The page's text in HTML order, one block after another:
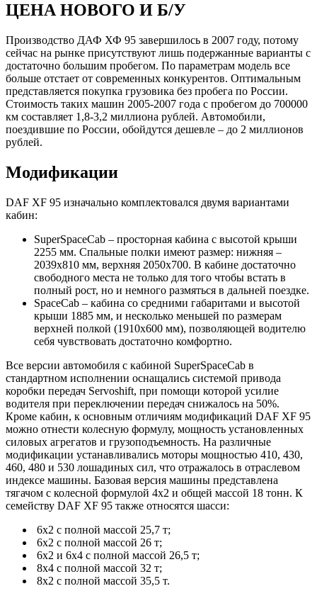
ЦЕНА НОВОГО И Б/У
Производство ДАФ ХФ 95 завершилось в 2007 году, потому
сейчас на рынке присутствуют лишь подержанные варианты с
достаточно большим пробегом. По параметрам модель все
больше отстает от современных конкурентов. Оптимальным
представляется покупка грузовика без пробега по России.
Стоимость таких машин 2005-2007 года с пробегом до 700000
км составляет 1,8-3,2 миллиона рублей. Автомобили,
поездившие по России, обойдутся дешевле – до 2 миллионов
рублей.
Модификации
DAF XF 95 изначально комплектовался двумя вариантами
кабин:
SuperSpaceCab – просторная кабина с высотой крыши
2255 мм. Спальные полки имеют размер: нижняя –
2039х810 мм, верхняя 2050х700. В кабине достаточно
свободного места не только для того чтобы встать в
полный рост, но и немного размяться в дальней поездке.
SpaceCab – кабина со средними габаритами и высотой
крыши 1885 мм, и несколько меньшей по размерам
верхней полкой (1910х600 мм), позволяющей водителю
себя чувствовать достаточно комфортно.
Все версии автомобиля с кабиной SuperSpaceCab в
стандартном исполнении оснащались системой привода
коробки передач Servoshift, при помощи которой усилие
водителя при переключении передач снижалось на 50%.
Кроме кабин, к основным отличиям модификаций DAF XF 95
можно отнести колесную формулу, мощность установленных
силовых агрегатов и грузоподъемность. На различные
модификации устанавливались моторы мощностью 410, 430,
460, 480 и 530 лошадиных сил, что отражалось в отраслевом
индексе машины. Базовая версия машины представлена
тягачом с колесной формулой 4х2 и общей массой 18 тонн. К
семейству DAF XF 95 также относятся шасси:
6х2 с полной массой 25,7 т;
6х2 с полной массой 26 т;
6х2 и 6х4 с полной массой 26,5 т;
8х4 с полной массой 32 т;
8х2 с полной массой 35,5 т.